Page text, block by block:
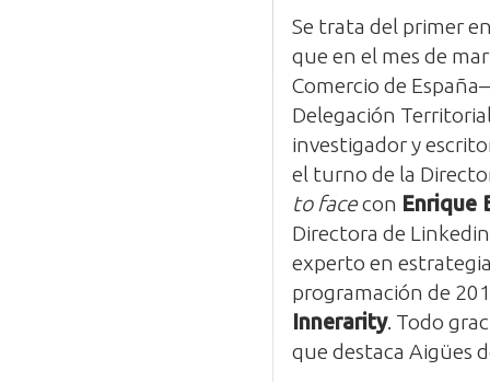
Se trata del primer
que en el mes de
Comercio de
Delegación
investigador y
el turno de la
to facecon Enrique
Directora de
experto en
programación de
Innerarity. Todo
que destaca Aigües